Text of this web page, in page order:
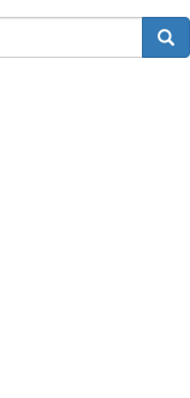
搜索